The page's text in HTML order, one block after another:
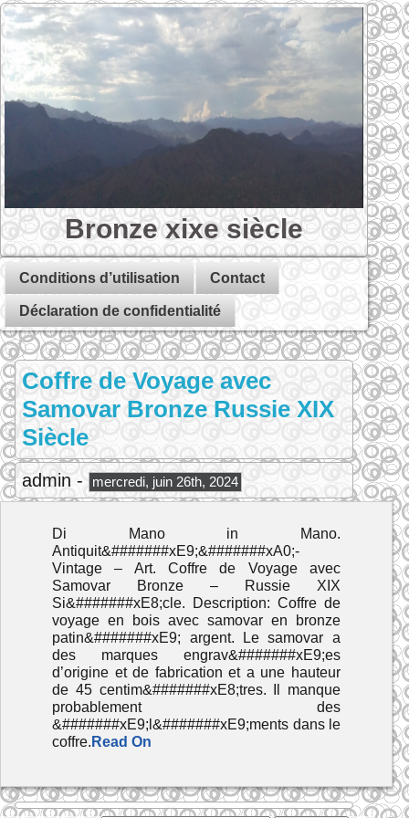
Bronze xixe siècle
Conditions d’utilisation Contact
Déclaration de confidentialité
Coffre de Voyage avec
Samovar Bronze Russie XIX
Siècle
admin - mercredi, juin 26th, 2024
Di Mano in Mano.
Antiquit&#######xE9;&#######xA0;-
Vintage – Art. Coffre de Voyage avec
Samovar Bronze – Russie XIX
Si&#######xE8;cle. Description: Coffre de
voyage en bois avec samovar en bronze
patin&#######xE9; argent. Le samovar a
des marques engrav&#######xE9;es
d’origine et de fabrication et a une hauteur
de 45 centim&#######xE8;tres. Il manque
probablement des
&#######xE9;l&#######xE9;ments dans le
coffre. Read On